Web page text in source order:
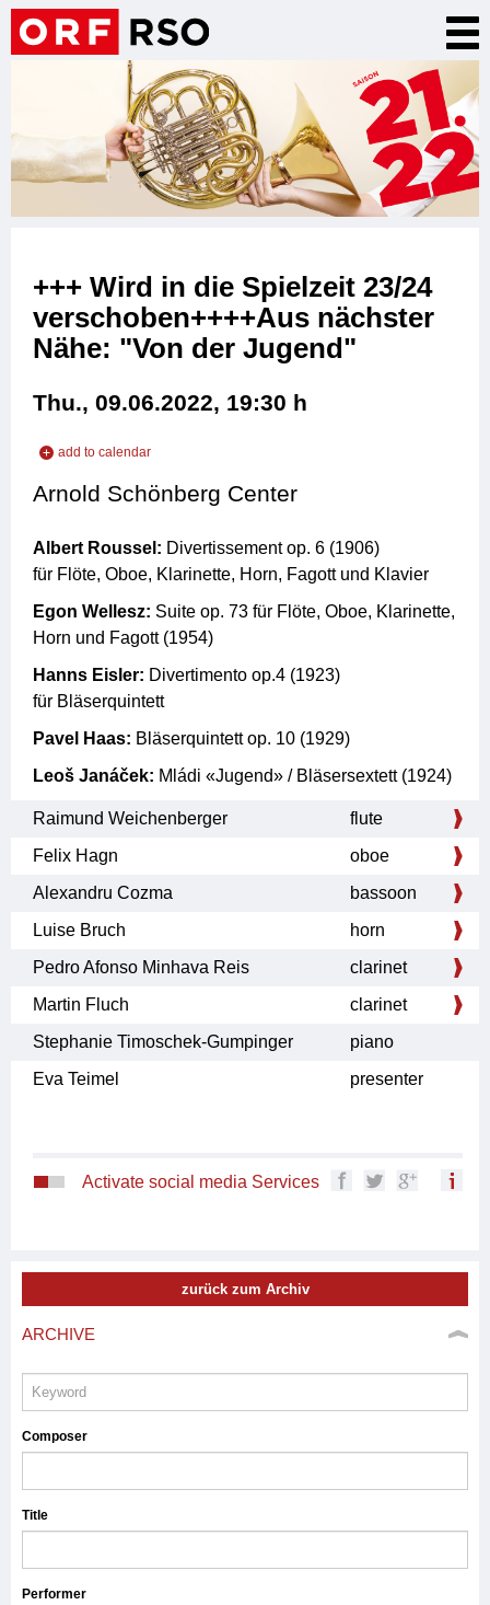
Skip
+++ Wird in die Spielzeit 23/24
verschoben++++Aus nächster
Nähe: "Von der Jugend"
Thu., 09.06.2022, 19:30 h
add to calendar
add to Outlook
Arnold Schönberg Center
Albert Roussel: Divertissement op. 6 (1906)
für Flöte, Oboe, Klarinette, Horn, Fagott und Klavier
Egon Wellesz: Suite op. 73 für Flöte, Oboe, Klarinette,
Horn und Fagott (1954)
Hanns Eisler: Divertimento op.4 (1923)
für Bläserquintett
Pavel Haas: Bläserquintett op. 10 (1929)
Leoš Janáček: Mládi «Jugend» / Bläsersextett (1924)
Raimund Weichenberger
flute
Felix Hagn
oboe
Alexandru Cozma
bassoon
Luise Bruch
horn
Pedro Afonso Minhava Reis
clarinet
Martin Fluch
clarinet
Stephanie Timoschek-Gumpinger
piano
Eva Teimel
presenter
Activate social media Services
zurück zum Archiv
ARCHIVE
Composer
Title
Performer